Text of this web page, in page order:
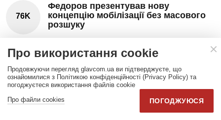
76K
Федоров презентував нову
концепцію мобілізації без масового
розшуку
62K
Міністр оборони Болгарії отримав
«попередження» через МіГ-29 з
Польщі
ПРЕС-РЕЛІЗИ
Про використання cookie
Продовжуючи перегляд glavcom.ua ви підтверджуєте, що
ознайомилися з Політикою конфіденційності (Privacy Policy) та
погоджуєтеся використання файлів cookie
Про файли cookies
ПОГОДЖУЮСЯ